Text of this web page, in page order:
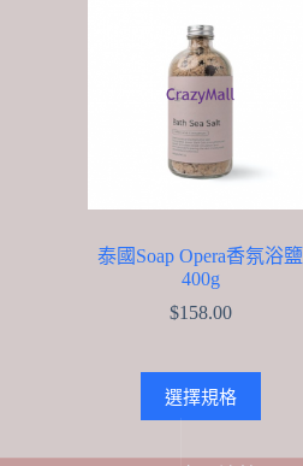
options
may
be
chosen
the
product
page
泰國Soap Opera香氛浴鹽
400g
$158.00
選擇規格
product
has